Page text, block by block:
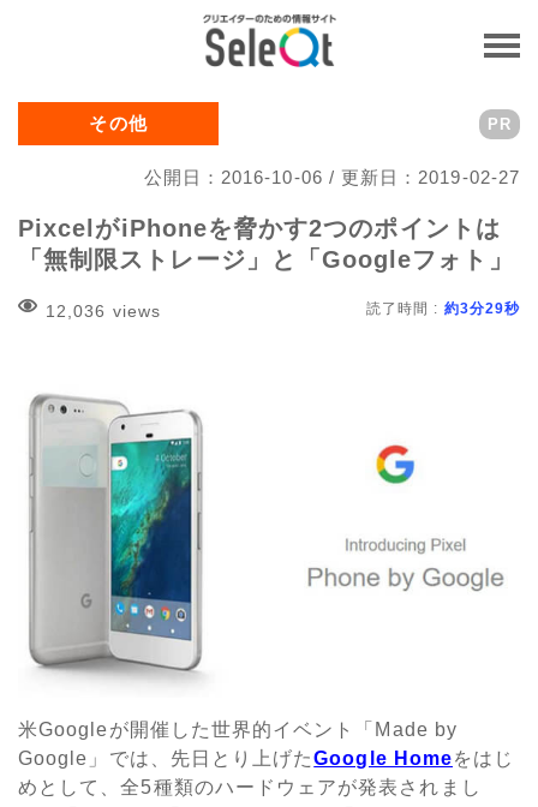
その他
公開日：2016-10-06 / 更新日：2019-02-27
PR
PixcelがiPhoneを脅かす2つのポイントは
「無制限ストレージ」と「Googleフォト」
12,036 views 読了時間 : 約3分29秒
米Googleが開催した世界的イベント「Made by
Google」では、先日とり上げたGoogle Homeをはじ
めとして、全5種類のハードウェアが発表されまし